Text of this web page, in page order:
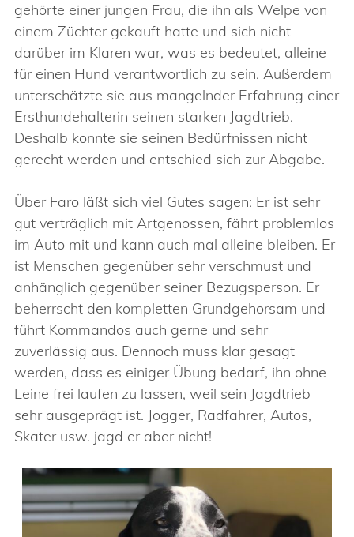
gehörte einer jungen Frau, die ihn als Welpe von
einem Züchter gekauft hatte und sich nicht
darüber im Klaren war, was es bedeutet, alleine
für einen Hund verantwortlich zu sein. Außerdem
unterschätzte sie aus mangelnder Erfahrung einer
Ersthundehalterin seinen starken Jagdtrieb.
Deshalb konnte sie seinen Bedürfnissen nicht
gerecht werden und entschied sich zur Abgabe.
Über Faro läßt sich viel Gutes sagen: Er ist sehr
gut verträglich mit Artgenossen, fährt problemlos
im Auto mit und kann auch mal alleine bleiben. Er
ist Menschen gegenüber sehr verschmust und
anhänglich gegenüber seiner Bezugsperson. Er
beherrscht den kompletten Grundgehorsam und
führt Kommandos auch gerne und sehr
zuverlässig aus. Dennoch muss klar gesagt
werden, dass es einiger Übung bedarf, ihn ohne
Leine frei laufen zu lassen, weil sein Jagdtrieb
sehr ausgeprägt ist. Jogger, Radfahrer, Autos,
Skater usw. jagd er aber nicht!